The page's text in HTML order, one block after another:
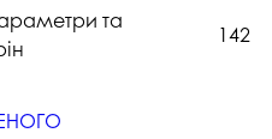
та
142